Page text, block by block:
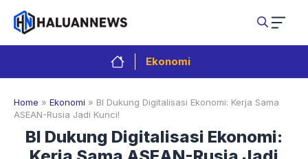
Langsung
isi
Ekonomi
Home » Ekonomi » BI Dukung Digitalisasi Ekonomi: Kerja Sama
ASEAN-Rusia Jadi Kunci!
BI Dukung Digitalisasi Ekonomi: